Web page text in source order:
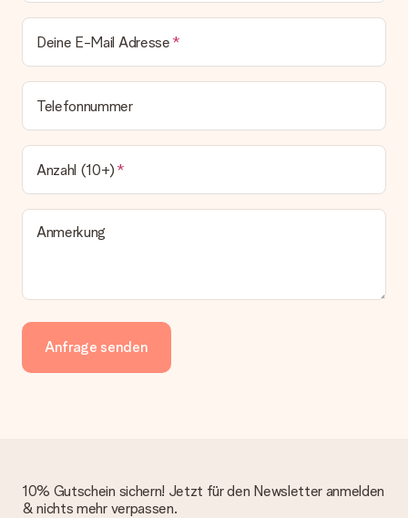
Deine E-Mail Adresse
Telefonnummer
Anzahl (10+)
Anmerkung
Anfrage senden
10% Gutschein sichern! Jetzt für den Newsletter anmelden
& nichts mehr verpassen.